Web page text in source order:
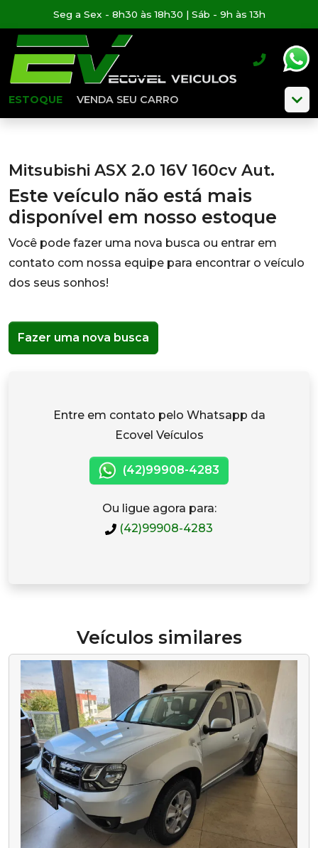
Seg a Sex - 8h30 às 18h30 | Sáb - 9h às 13h
ESTOQUE VENDA SEU CARRO
Mitsubishi ASX 2.0 16V 160cv Aut.
Este veículo não está mais
disponível em nosso estoque
Você pode fazer uma nova busca ou entrar em
contato com nossa equipe para encontrar o veículo
dos seus sonhos!
Fazer uma nova busca
Entre em contato pelo Whatsapp da
Ecovel Veículos
(42)99908-4283
Ou ligue agora para:
(42)99908-4283
Veículos similares